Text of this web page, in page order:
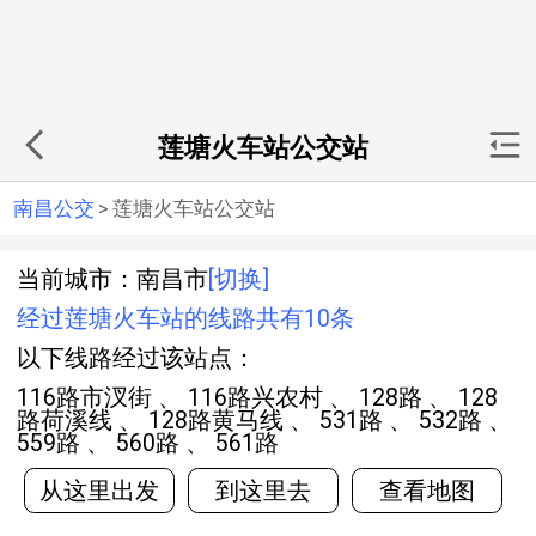
莲塘火车站公交站
南昌公交 > 莲塘火车站公交站
当前城市：南昌市 [切换]
经过莲塘火车站的线路共有10条
以下线路经过该站点：
116路市汊街 、 116路兴农村 、 128路 、 128
路荷溪线 、 128路黄马线 、 531路 、 532路 、
559路 、 560路 、 561路
从这里出发
到这里去 查看地图